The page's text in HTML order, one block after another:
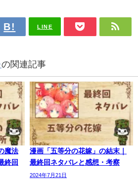
LINE
の関連記事
魔法
終回
漫画「五等分の花嫁」の結末｜
最終回ネタバレと感想・考察
2024年7月21日